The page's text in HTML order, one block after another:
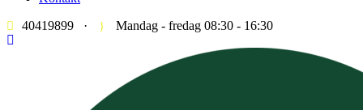
40419899
· Mandag - fredag 08:30 - 16:30